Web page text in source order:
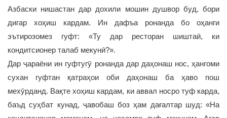
Азбаски нишастан дар дохили мошин душвор буд, бори
дигар хоҳиш кардам. Ин дафъа ронанда бо оҳанги
эътирозомез гуфт: «Ту дар ресторан шиштаӣ, ки
кондитсионер талаб мекунӣ?».
Дар ҷараёни ин гуфтугӯ ронанда дар даҳонаш нос, ҳангоми
сухан гуфтан қатраҳои оби даҳонаш ба ҳаво пош
мехӯрданд. Вақте хоҳиш кардам, ки аввал носро туф карда,
баъд суҳбат кунад, ҷавобаш боз ҳам дағалтар шуд: «На